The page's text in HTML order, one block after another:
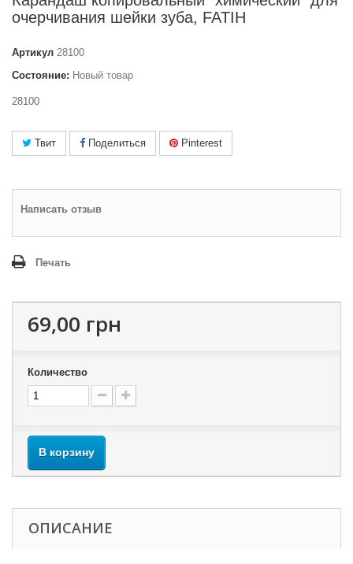
очерчивания шейки зуба, FATIH
Артикул 28100
Состояние: Новый товар
28100
Твит Поделиться Pinterest
Написать отзыв
Печать
69,00 грн
Количество
В корзину
ОПИСАНИЕ